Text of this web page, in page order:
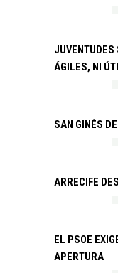
JUVENTUDES
ÁGILES, NI
SAN GINÉS
ARRECIFE
EL PSOE
APERTURA